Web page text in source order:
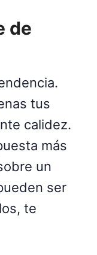
de
tus
calidez.
más
un
ser
te